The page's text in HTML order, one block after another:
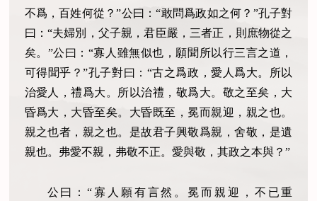
不爲，百姓何從？”公曰：“敢問爲政如之何？”孔子對
曰：“夫婦別，父子親，君臣嚴，三者正，則庶物從之
矣。”公曰：“寡人雖無似也，願聞所以行三言之道，
可得聞乎？”孔子對曰：“古之爲政，愛人爲大。所以
治愛人，禮爲大。所以治禮，敬爲大。敬之至矣，大
昏爲大，大昏至矣。大昏既至，冕而親迎，親之也。
親之也者，親之也。是故君子興敬爲親，舍敬，是遺
親也。弗愛不親，弗敬不正。愛與敬，其政之本與？”
公曰：“寡人願有言然。冕而親迎，不已重